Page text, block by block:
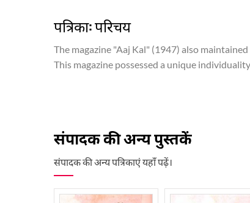
पत्रिका: परिचय
The magazine "Aaj Kal" (1947) also
This magazine possessed a unique
modern Hindi storytelling, offering readers
संपादक की अन्य पुस्तकें
संपादक की अन्य पत्रिकाएं यहाँ पढ़ें।